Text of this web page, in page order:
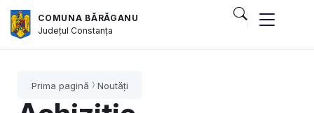
COMUNA BĂRĂGANU
JudețulConstanța
Prima pagină Noutăți